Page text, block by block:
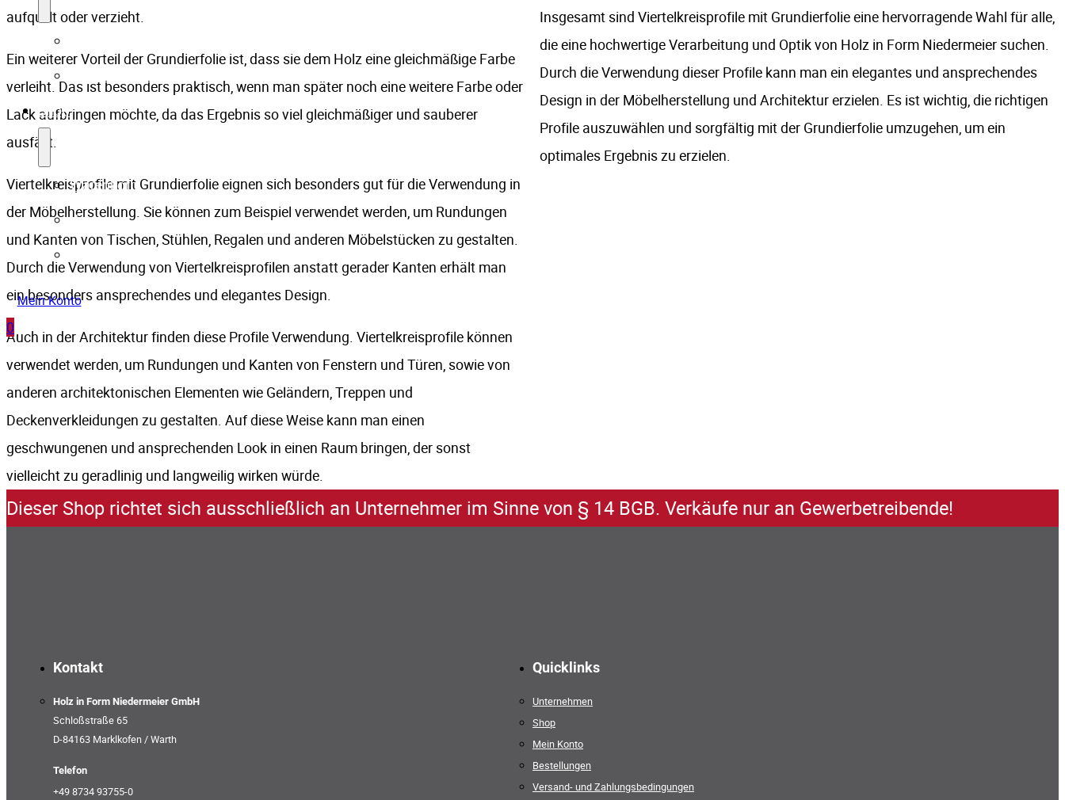
Shop
Warenkorb
Kasse
Mein Konto
0
aufquillt oder verzieht.
Ein weiterer Vorteil der Grundierfolie ist, dass sie dem Holz eine gleichmäßige Farbe
verleiht. Das ist besonders praktisch, wenn man später noch eine weitere Farbe oder
Lack aufbringen möchte, da das Ergebnis so viel gleichmäßiger und sauberer
ausfällt.
Viertelkreisprofile mit Grundierfolie eignen sich besonders gut für die Verwendung in
der Möbelherstellung. Sie können zum Beispiel verwendet werden, um Rundungen
und Kanten von Tischen, Stühlen, Regalen und anderen Möbelstücken zu gestalten.
Durch die Verwendung von Viertelkreisprofilen anstatt gerader Kanten erhält man
ein besonders ansprechendes und elegantes Design.
Auch in der Architektur finden diese Profile Verwendung. Viertelkreisprofile können
verwendet werden, um Rundungen und Kanten von Fenstern und Türen, sowie von
anderen architektonischen Elementen wie Geländern, Treppen und
Deckenverkleidungen zu gestalten. Auf diese Weise kann man einen
geschwungenen und ansprechenden Look in einen Raum bringen, der sonst
vielleicht zu geradlinig und langweilig wirken würde.
Insgesamt sind Viertelkreisprofile mit Grundierfolie eine hervorragende Wahl für alle,
die eine hochwertige Verarbeitung und Optik von Holz in Form Niedermeier suchen.
Durch die Verwendung dieser Profile kann man ein elegantes und ansprechendes
Design in der Möbelherstellung und Architektur erzielen. Es ist wichtig, die richtigen
Profile auszuwählen und sorgfältig mit der Grundierfolie umzugehen, um ein
optimales Ergebnis zu erzielen.
Dieser Shop richtet sich ausschließlich an Unternehmer im Sinne von § 14 BGB. Verkäufe nur an Gewerbetreibende!
Kontakt
Holz in Form Niedermeier GmbH
Schloßstraße 65
D-84163 Marklkofen / Warth
Telefon
+49 8734 93755-0
Quicklinks
Unternehmen
Shop
Mein Konto
Bestellungen
Versand- und Zahlungsbedingungen